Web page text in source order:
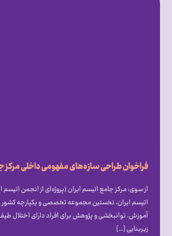
از سوی: مرکز جامع اتیسم ایران (پروژه‌ای از انجمن
اتیسم ایران، نخستین مجموعه تخصصی و یکپارچه
آموزش، توانبخشی و پژوهش برای افراد دارای اختلال
زیربنایی […]